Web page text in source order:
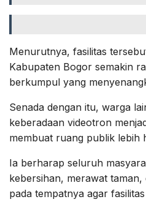
Menurutnya, fasilitas
Kabupaten Bogor semakin
berkumpul yang
Senada dengan itu, warga
keberadaan videotron
membuat ruang publik lebih
Ia berharap seluruh
kebersihan, merawat
pada tempatnya agar